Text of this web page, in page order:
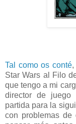
Tal como os conté,
Star Wars al Filo
que tengo a mi
director de juego
partida para la
con problemas de